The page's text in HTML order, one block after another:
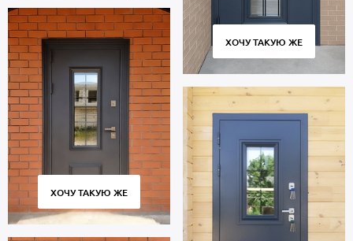
ХОЧУ ТАКУЮ ЖЕ
ХОЧУ ТАКУЮ ЖЕ